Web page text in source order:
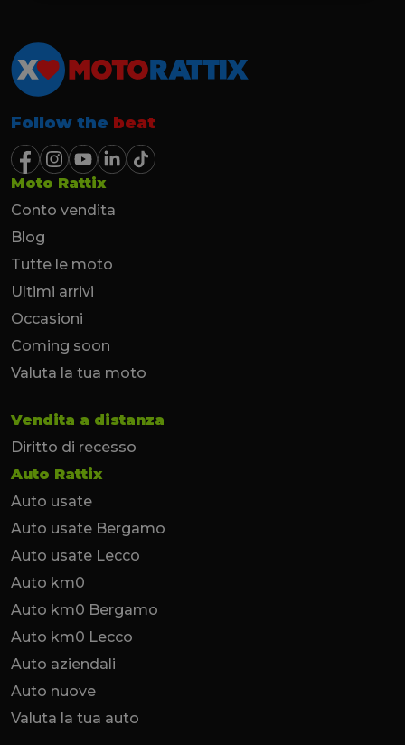
Follow the beat
Moto Rattix
Conto vendita
Blog
Tutte le moto
Ultimi arrivi
Occasioni
Coming soon
Valuta la tua moto
Vendita a distanza
Diritto di recesso
Auto Rattix
Auto usate
Auto usate Bergamo
Auto usate Lecco
Auto km0
Auto km0 Bergamo
Auto km0 Lecco
Auto aziendali
Auto nuove
Valuta la tua auto